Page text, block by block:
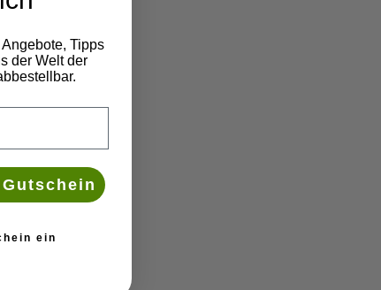
Tipps
der Welt der
ein